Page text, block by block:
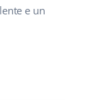
e un